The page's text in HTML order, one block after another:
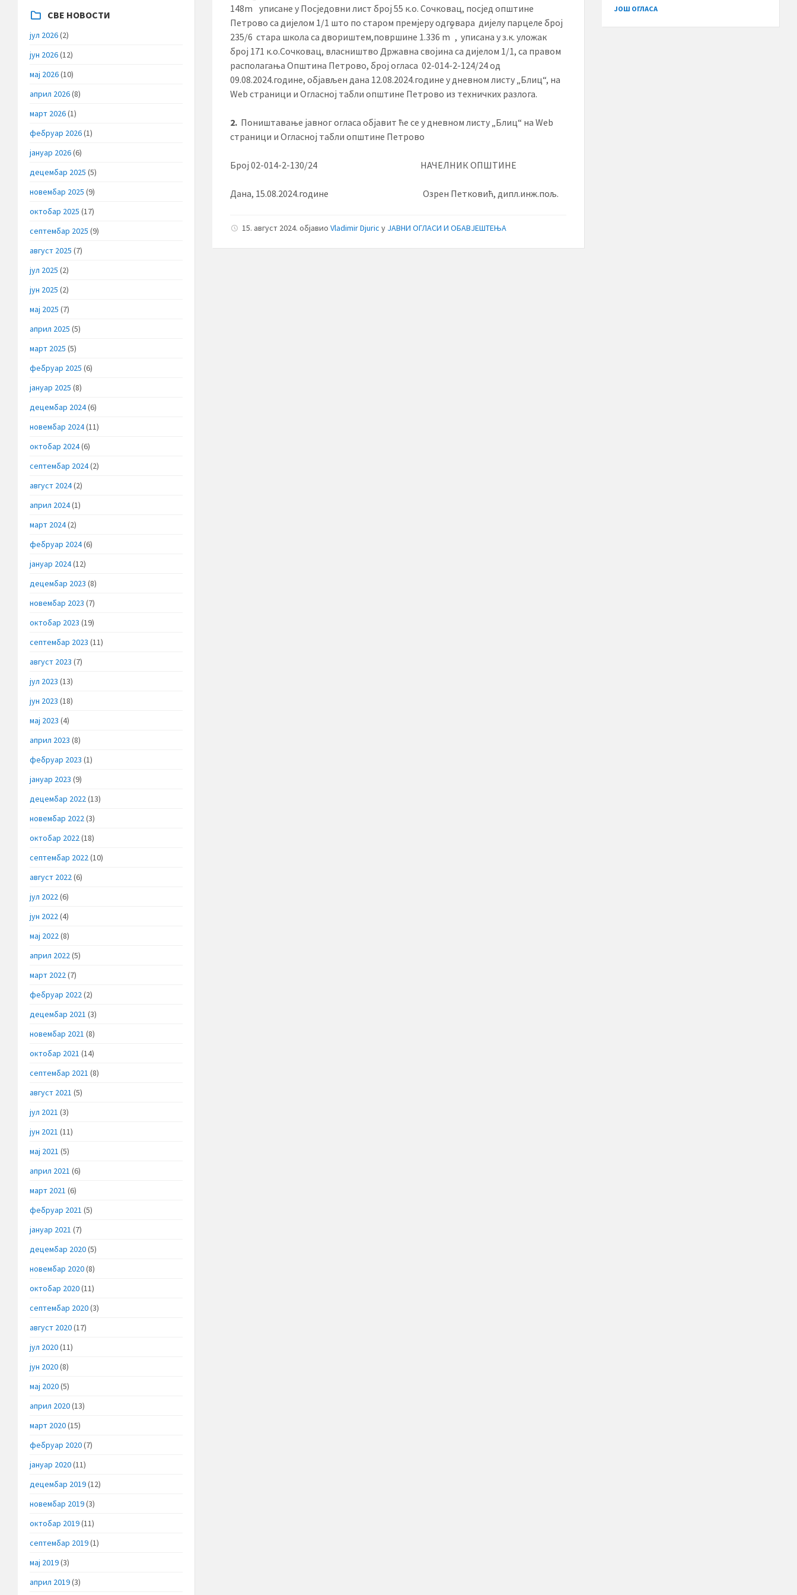
148m уписане у Посједовни лист број 55 к.о. Сочковац, посјед општине
Петрово са дијелом 1/1 што по старом премјеру одговара дијелу парцеле број
235/6 стара школа са двориштем,површине 1.336 m
2
, уписана у з.к. уложак
број 171 к.о.Сочковац, власништво Државна својина са дијелом 1/1, са правом
располагања Општина Петрово, број огласа 02-014-2-124/24 од
09.08.2024.године, објављен дана 12.08.2024.године у дневном листу „Блиц“, на
Web страници и Огласној табли општине Петрово из техничких разлога.
2. Поништавање јавног огласа објавит ће се у дневном листу „Блиц“ на Web
страници и Огласној табли општине Петрово
Број 02-014-2-130/24 НАЧЕЛНИК ОПШТИНЕ
Дана, 15.08.2024.године Озрен Петковић, дипл.инж.пољ.
15. август 2024.објавиоVladimir Djuric у ЈАВНИ ОГЛАСИ И ОБАВЈЕШТЕЊА
СВЕ НОВОСТИ
јул 2026(2)
јун 2026(12)
мај 2026(10)
април 2026(8)
март 2026(1)
фебруар 2026(1)
јануар 2026(6)
децембар 2025 (5)
новембар 2025 (9)
октобар 2025 (17)
септембар 2025 (9)
август 2025 (7)
јул 2025 (2)
јун 2025 (2)
мај 2025 (7)
април 2025 (5)
март 2025 (5)
фебруар 2025 (6)
јануар 2025 (8)
децембар 2024(6)
новембар 2024(11)
октобар 2024(6)
септембар 2024(2)
август 2024(2)
април 2024(1)
март 2024(2)
фебруар 2024(6)
јануар 2024(12)
децембар 2023 (8)
новембар 2023 (7)
октобар 2023 (19)
септембар 2023 (11)
август 2023 (7)
јул 2023 (13)
јун 2023 (18)
мај 2023 (4)
април 2023 (8)
фебруар 2023 (1)
јануар 2023 (9)
децембар 2022(13)
новембар 2022(3)
октобар 2022(18)
септембар 2022(10)
август 2022(6)
јул 2022(6)
јун 2022(4)
мај 2022(8)
април 2022(5)
март 2022(7)
фебруар 2022(2)
децембар 2021 (3)
новембар 2021 (8)
октобар 2021 (14)
септембар 2021 (8)
август 2021 (5)
јул 2021 (3)
јун 2021 (11)
мај 2021 (5)
април 2021 (6)
март 2021 (6)
фебруар 2021 (5)
јануар 2021 (7)
децембар 2020(5)
новембар 2020(8)
октобар 2020(11)
септембар 2020(3)
август 2020(17)
јул 2020(11)
јун 2020(8)
мај 2020(5)
април 2020(13)
март 2020(15)
фебруар 2020(7)
јануар 2020(11)
децембар 2019(12)
новембар 2019(3)
октобар 2019(11)
септембар 2019(1)
мај 2019(3)
април 2019(3)
ЈОШ ОГЛАСА